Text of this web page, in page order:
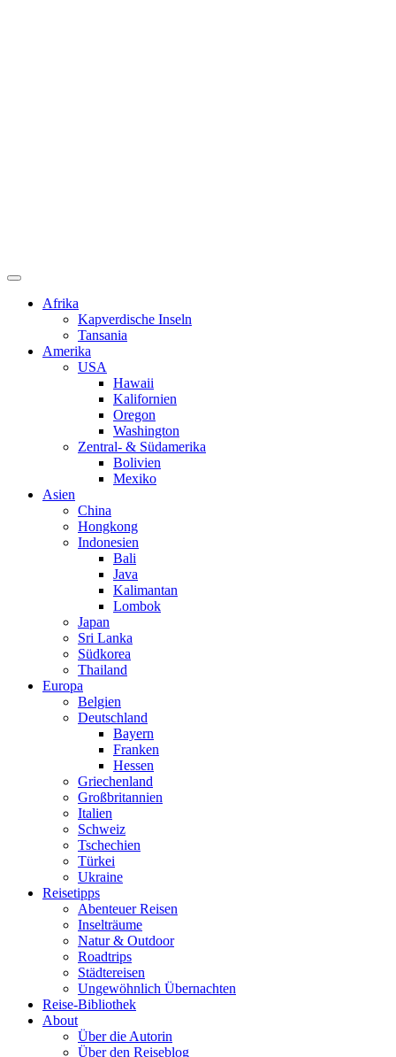
Afrika
Kapverdische Inseln
Tansania
Amerika
USA
Hawaii
Kalifornien
Oregon
Washington
Zentral- & Südamerika
Bolivien
Mexiko
Asien
China
Hongkong
Indonesien
Bali
Java
Kalimantan
Lombok
Japan
Sri Lanka
Südkorea
Thailand
Europa
Belgien
Deutschland
Bayern
Franken
Hessen
Griechenland
Großbritannien
Italien
Schweiz
Tschechien
Türkei
Ukraine
Reisetipps
Abenteuer Reisen
Inselträume
Natur & Outdoor
Roadtrips
Städtereisen
Ungewöhnlich Übernachten
Reise-Bibliothek
About
Über die Autorin
Über den Reiseblog